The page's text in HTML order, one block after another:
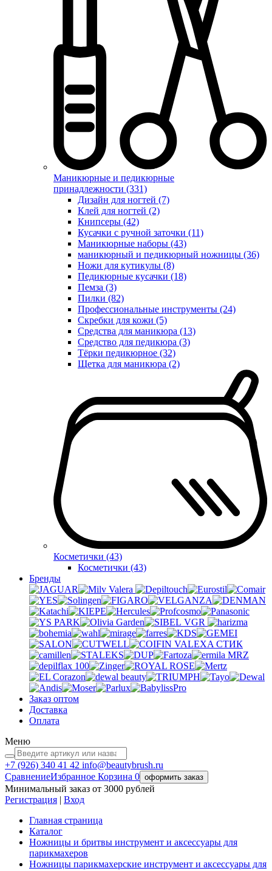
Маникюрные и педикюрные
принадлежности (331)
Дизайн для ногтей (7)
Клей для ногтей (2)
Книпсеры (42)
Кусачки с ручной заточки (11)
Маникюрные наборы (43)
маникюрный и педикюрный ножницы (36)
Ножи для кутикулы (8)
Педикюрные кусачки (18)
Пемза (3)
Пилки (82)
Профессиональные инструменты (24)
Скребки для кожи (5)
Средства для маникюра (13)
Средство для педикюра (3)
Тёрки педикюрное (32)
Щетка для маникюра (2)
Косметички (43)
Косметички (43)
Бренды
Valera
VGR
VALEXA СТИК
MRZ
Заказ оптом
Доставка
Оплата
Меню
+7 (926) 340 41 42 info@beautybrush.ru
СравнениеИзбранное Корзина 0 оформить заказ
Минимальный заказ от 3000 рублей
Регистрация | Вход
Главная страница
Каталог
Ножницы и бритвы инструмент и аксессуары для
парикмахеров
Ножницы парикмахерские инструмент и аксессуары для